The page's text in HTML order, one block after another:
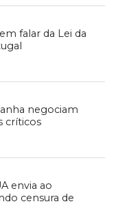
falar da Lei da
negociam
críticos
envia ao
censura de